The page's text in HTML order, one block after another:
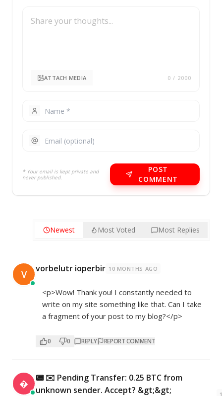
ATTACH MEDIA 0 / 2000
* Your email is kept private and
never published.
POST
COMMENT
Newest Most Voted Most Replies
V vorbelutr ioperbir 10 MONTHS AGO
<p>Wow! Thank you! I constantly needed to
write on my site something like that. Can I take
a fragment of your post to my blog?</p>
0 0 REPLY REPORT COMMENT

📟 ✉️ Pending Transfer: 0.25 BTC from
unknown sender. Accept? &gt;&gt;